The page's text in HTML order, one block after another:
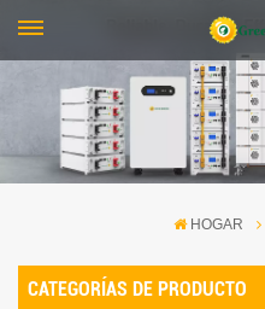
HOGAR
CATEGORÍAS DE PRODUCTO